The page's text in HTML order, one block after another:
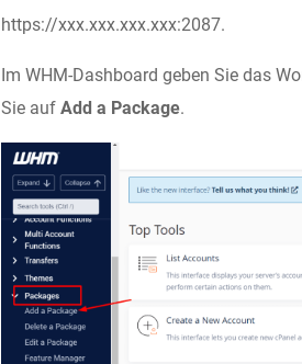
https://xxx.xxx.xxx.xxx:2087.
Im WHM-Dashboard geben Sie das
Sie aufAdd a Package.